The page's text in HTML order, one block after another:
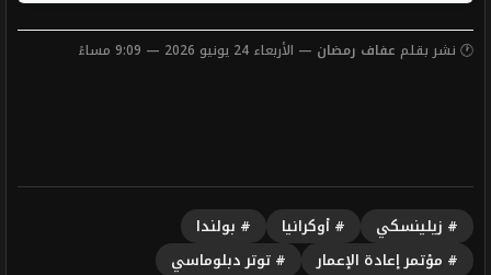
🕐 نشر بقلم عفاف رمضان — الأربعاء 24 يونيو 2026 — 9:09 مساءً
# زيلينسكي # أوكرانيا
# بولندا
# مؤتمر إعادة الإعمار
# توتر دبلوماسي